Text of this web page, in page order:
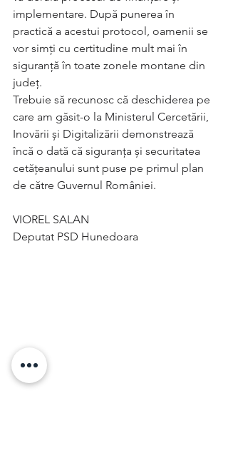
implementare. După punerea în
practică a acestui protocol, oamenii se
vor simți cu certitudine mult mai în
siguranță în toate zonele montane din
Trebuie să recunosc că deschiderea pe
care am găsit-o la Ministerul Cercetării,
Inovării și Digitalizării demonstrează
încă o dată că siguranța și securitatea
cetățeanului sunt puse pe primul plan
de către Guvernul României.
VIOREL SALAN
Deputat PSD Hunedoara